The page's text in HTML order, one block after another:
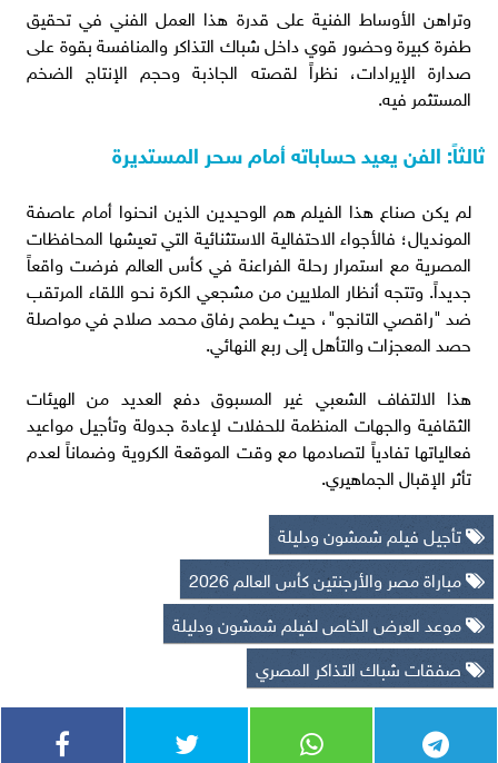
وتراهن الأوساط الفنية على قدرة هذا العمل الفني في تحقيق
طفرة كبيرة وحضور قوي داخل شباك التذاكر والمنافسة بقوة على
صدارة الإيرادات، نظراً لقصته الجاذبة وحجم الإنتاج الضخم
المستثمر فيه.
ثالثاً: الفن يعيد حساباته أمام سحر المستديرة
لم يكن صناع هذا الفيلم هم الوحيدين الذين انحنوا أمام عاصفة
المونديال؛ فالأجواء الاحتفالية الاستثنائية التي تعيشها المحافظات
المصرية مع استمرار رحلة الفراعنة في كأس العالم فرضت واقعاً
جديداً. وتتجه أنظار الملايين من مشجعي الكرة نحو اللقاء المرتقب
ضد "راقصي التانجو"، حيث يطمح رفاق محمد صلاح في مواصلة
حصد المعجزات والتأهل إلى ربع النهائي.
هذا الالتفاف الشعبي غير المسبوق دفع العديد من الهيئات
الثقافية والجهات المنظمة للحفلات لإعادة جدولة وتأجيل مواعيد
فعالياتها تفادياً لتصادمها مع وقت الموقعة الكروية وضماناً لعدم
تأثر الإقبال الجماهيري.
تأجيل فيلم شمشون ودليلة
مباراة مصر والأرجنتين كأس العالم 2026
موعد العرض الخاص لفيلم شمشون ودليلة
صفقات شباك التذاكر المصري